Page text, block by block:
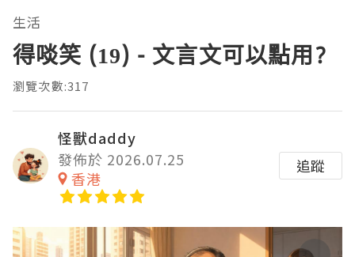
生活
得啖笑 (19) - 文言文可以點用?
瀏覽次數:317
怪獸daddy
發佈於 2026.07.25
香港
追蹤